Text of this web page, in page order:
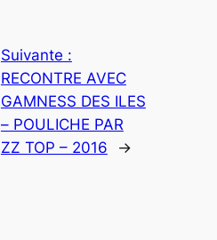
Suivante :
RECONTRE AVEC
GAMNESS DES ILES
– POULICHE PAR
ZZ TOP – 2016
→